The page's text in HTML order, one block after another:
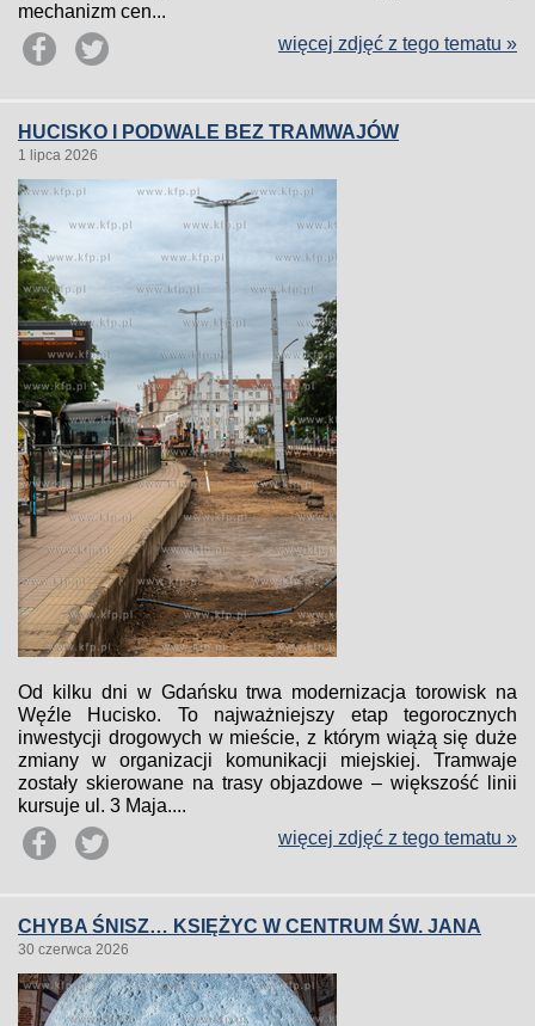
mechanizm cen...
więcej zdjęć z tego tematu »
HUCISKO I PODWALE BEZ TRAMWAJÓW
1 lipca 2026
Od kilku dni w Gdańsku trwa modernizacja torowisk na
Węźle Hucisko. To najważniejszy etap tegorocznych
inwestycji drogowych w mieście, z którym wiążą się duże
zmiany w organizacji komunikacji miejskiej. Tramwaje
zostały skierowane na trasy objazdowe – większość linii
kursuje ul. 3 Maja....
więcej zdjęć z tego tematu »
CHYBA ŚNISZ… KSIĘŻYC W CENTRUM ŚW. JANA
30 czerwca 2026